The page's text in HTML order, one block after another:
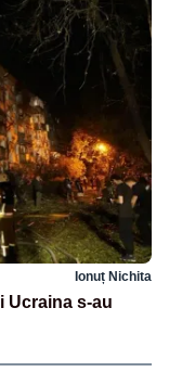
Ionuț Nichita
Ucraina s-au